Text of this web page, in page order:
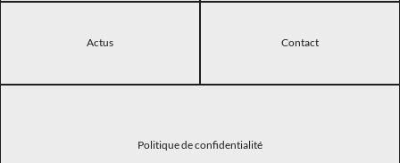
Actus Contact
Politique de confidentialité